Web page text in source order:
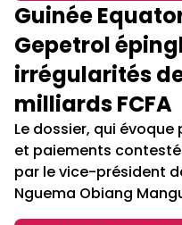
Guinée
Gepetrol
irrégularités
milliards FCFA
Le dossier, qui
et paiements
par le vice-président
Nguema Obiang